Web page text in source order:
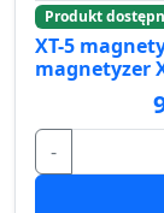
Produkt
XT-5
magnetyzer
-